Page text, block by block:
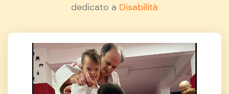
dedicato a Disabilità